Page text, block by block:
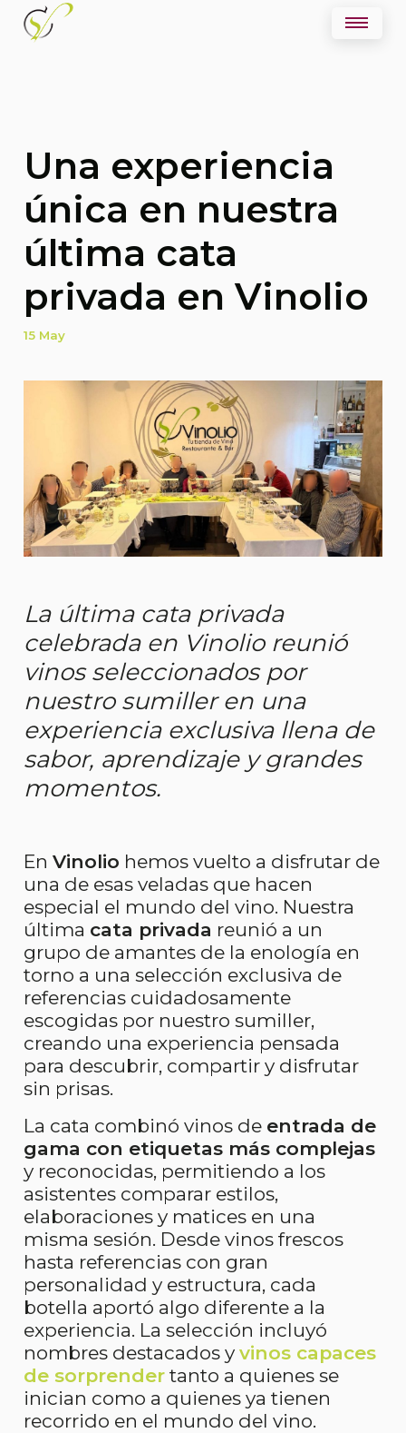
Una experiencia
única en nuestra
última cata
privada en Vinolio
15 May
La última cata privada
celebrada en Vinolio reunió
vinos seleccionados por
nuestro sumiller en una
experiencia exclusiva llena de
sabor, aprendizaje y grandes
momentos.
En Vinolio hemos vuelto a disfrutar de
una de esas veladas que hacen
especial el mundo del vino. Nuestra
última cata privada reunió a un
grupo de amantes de la enología en
torno a una selección exclusiva de
referencias cuidadosamente
escogidas por nuestro sumiller,
creando una experiencia pensada
para descubrir, compartir y disfrutar
sin prisas.
La cata combinó vinos de entrada de
gama con etiquetas más complejas
y reconocidas, permitiendo a los
asistentes comparar estilos,
elaboraciones y matices en una
misma sesión. Desde vinos frescos
hasta referencias con gran
personalidad y estructura, cada
botella aportó algo diferente a la
experiencia. La selección incluyó
nombres destacados y vinos capaces
de sorprender tanto a quienes se
inician como a quienes ya tienen
recorrido en el mundo del vino.